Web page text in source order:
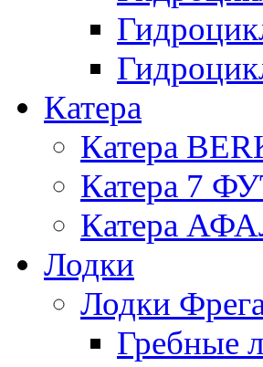
Катера
Катера
Катера 7
Катера
Лодки
Лодки
Гребные